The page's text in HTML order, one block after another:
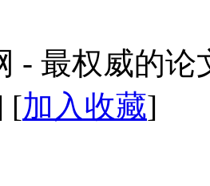
- 最权威的论
[加入收藏]